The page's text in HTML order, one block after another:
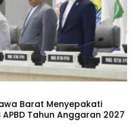
Barat Menyepakati
APBD Tahun Anggaran 2027